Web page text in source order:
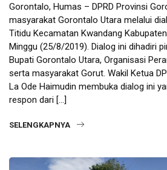
Gorontalo, Humas – DPRD Provinsi
masyarakat Gorontalo Utara melalui
Titidu Kecamatan Kwandang
Minggu (25/8/2019). Dialog ini dihadiri
Bupati Gorontalo Utara, Organisasi
serta masyarakat Gorut. Wakil Ketua
La Ode Haimudin membuka dialog ini
respon dari […]
SELENGKAPNYA